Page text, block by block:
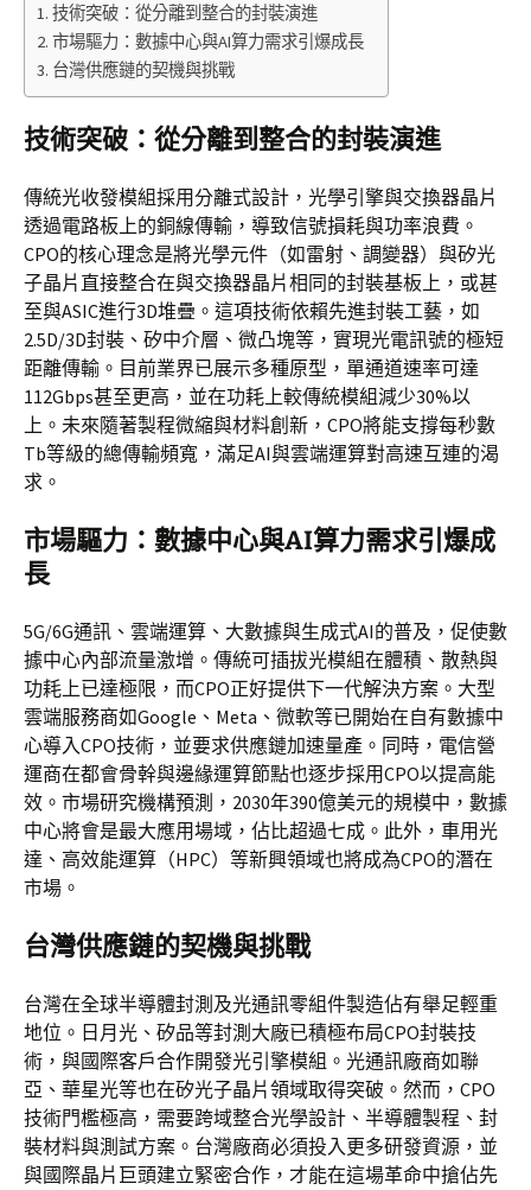
技術突破：從分離到整合的封裝演進
市場驅力：數據中心與AI算力需求引爆成長
台灣供應鏈的契機與挑戰
技術突破：從分離到整合的封裝演進
傳統光收發模組採用分離式設計，光學引擎與交換器晶片
透過電路板上的銅線傳輸，導致信號損耗與功率浪費。
CPO的核心理念是將光學元件（如雷射、調變器）與矽光
子晶片直接整合在與交換器晶片相同的封裝基板上，或甚
至與ASIC進行3D堆疊。這項技術依賴先進封裝工藝，如
2.5D/3D封裝、矽中介層、微凸塊等，實現光電訊號的極短
距離傳輸。目前業界已展示多種原型，單通道速率可達
112Gbps甚至更高，並在功耗上較傳統模組減少30%以
上。未來隨著製程微縮與材料創新，CPO將能支撐每秒數
Tb等級的總傳輸頻寬，滿足AI與雲端運算對高速互連的渴
求。
市場驅力：數據中心與AI算力需求引爆成
長
5G/6G通訊、雲端運算、大數據與生成式AI的普及，促使數
據中心內部流量激增。傳統可插拔光模組在體積、散熱與
功耗上已達極限，而CPO正好提供下一代解決方案。大型
雲端服務商如Google、Meta、微軟等已開始在自有數據中
心導入CPO技術，並要求供應鏈加速量產。同時，電信營
運商在都會骨幹與邊緣運算節點也逐步採用CPO以提高能
效。市場研究機構預測，2030年390億美元的規模中，數據
中心將會是最大應用場域，佔比超過七成。此外，車用光
達、高效能運算（HPC）等新興領域也將成為CPO的潛在
市場。
台灣供應鏈的契機與挑戰
台灣在全球半導體封測及光通訊零組件製造佔有舉足輕重
地位。日月光、矽品等封測大廠已積極布局CPO封裝技
術，與國際客戶合作開發光引擎模組。光通訊廠商如聯
亞、華星光等也在矽光子晶片領域取得突破。然而，CPO
技術門檻極高，需要跨域整合光學設計、半導體製程、封
裝材料與測試方案。台灣廠商必須投入更多研發資源，並
與國際晶片巨頭建立緊密合作，才能在這場革命中搶佔先